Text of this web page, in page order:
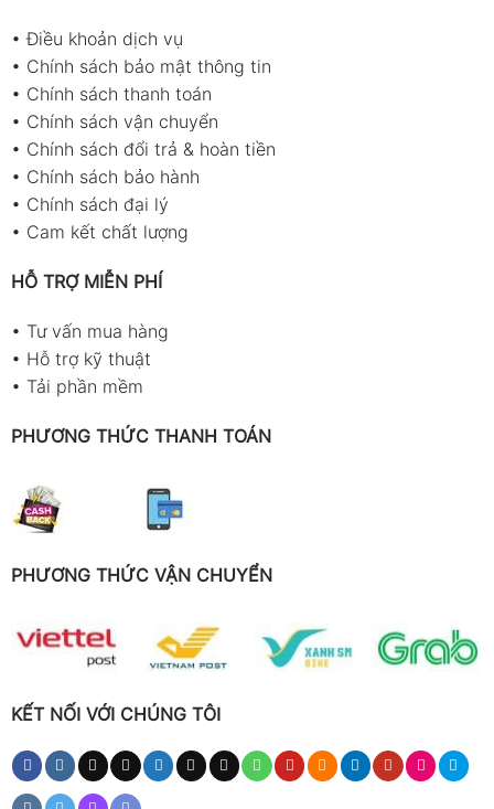
•Điều khoản dịch vụ
• Chính sách bảo mật thông tin
• Chính sách thanh toán
• Chính sách vận chuyển
• Chính sách đổi trả & hoàn tiền
• Chính sách bảo hành
• Chính sách đại lý
• Cam kết chất lượng
HỖ TRỢ MIỄN PHÍ
• Tư vấn mua hàng
• Hỗ trợ kỹ thuật
• Tải phần mềm
PHƯƠNG THỨC THANH TOÁN
PHƯƠNG THỨC VẬN CHUYỂN
KẾT NỐI VỚI CHÚNG TÔI